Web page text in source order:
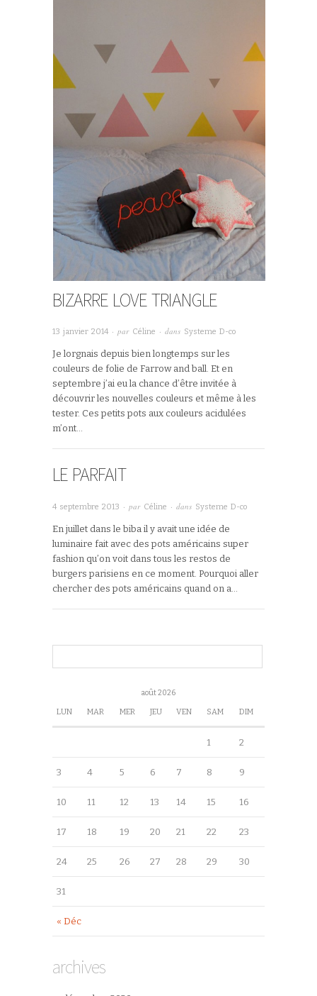
BIZARRE LOVE TRIANGLE
13 janvier 2014 · par Céline · dans Systeme D-co
Je lorgnais depuis bien longtemps sur les
couleurs de folie de Farrow and ball. Et en
septembre j’ai eu la chance d’être invitée à
découvrir les nouvelles couleurs et même à les
tester. Ces petits pots aux couleurs acidulées
m’ont…
LE PARFAIT
4 septembre 2013 · par Céline · dans Systeme D-co
En juillet dans le biba il y avait une idée de
luminaire fait avec des pots américains super
fashion qu’on voit dans tous les restos de
burgers parisiens en ce moment. Pourquoi aller
chercher des pots américains quand on a…
août 2026
LUN MAR MER JEU VEN SAM DIM
« Déc
1 2
3 4 5 6 7 8 9
10 11 12 13 14 15 16
17 18 19 20 21 22 23
24 25 26 27 28 29 30
31
archives